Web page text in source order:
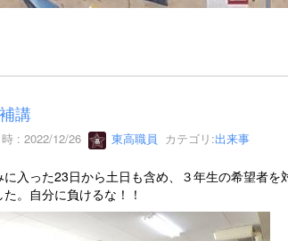
講
: 2022/12/26 東高職員 カテゴリ:出来事
に入った23日から土日も含め、３年生の希望者
。自分に負けるな！！